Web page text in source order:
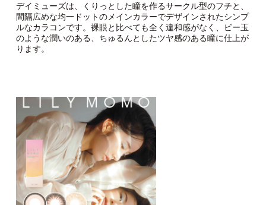
デイミューズは、くりっとした瞳を作るサークル型のフチと、
間隔広めな均一ドットのメインカラーでデザインされたシンプ
ルなカラコンです。裸眼と比べても全く違和感がなく、ビー玉
のような潤いのある、ちゅるんとしたツヤ感のある瞳に仕上が
ります。